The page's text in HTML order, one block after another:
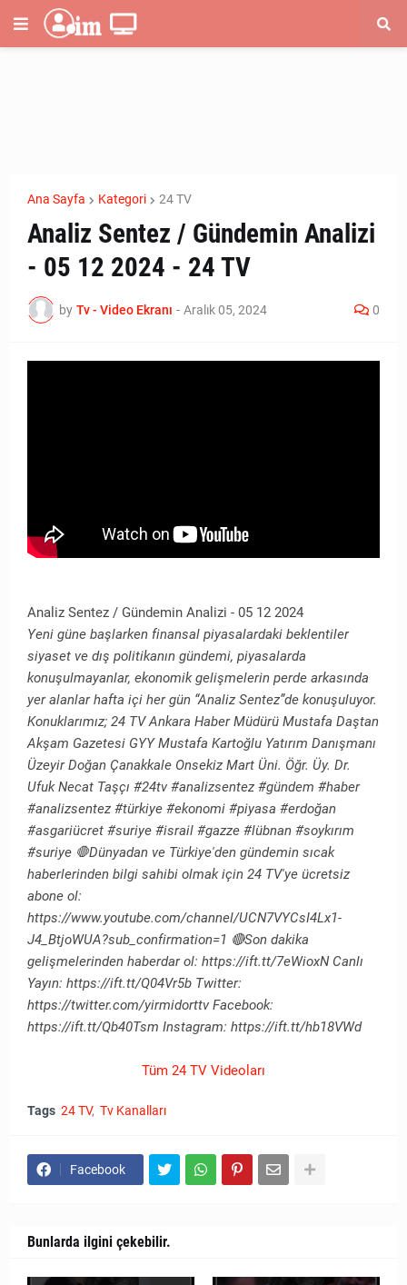
Ana Sayfa Kategori 24 TV
Analiz Sentez / Gündemin Analizi
- 05 12 2024 - 24 TV
by Tv - Video Ekranı - Aralık 05, 2024 0
Analiz Sentez / Gündemin Analizi - 05 12 2024
Yeni güne başlarken finansal piyasalardaki beklentiler
siyaset ve dış politikanın gündemi, piyasalarda
konuşulmayanlar, ekonomik gelişmelerin perde arkasında
yer alanlar hafta içi her gün “Analiz Sentez”de konuşuluyor.
Konuklarımız; 24 TV Ankara Haber Müdürü Mustafa Daştan
Akşam Gazetesi GYY Mustafa Kartoğlu Yatırım Danışmanı
Üzeyir Doğan Çanakkale Onsekiz Mart Üni. Öğr. Üy. Dr.
Ufuk Necat Taşçı #24tv #analizsentez #gündem #haber
#analizsentez #türkiye #ekonomi #piyasa #erdoğan
#asgariücret #suriye #israil #gazze #lübnan #soykırım
#suriye 🛑Dünyadan ve Türkiye'den gündemin sıcak
haberlerinden bilgi sahibi olmak için 24 TV'ye ücretsiz
abone ol:
https://www.youtube.com/channel/UCN7VYCsI4Lx1-
J4_BtjoWUA?sub_confirmation=1 🔴Son dakika
gelişmelerinden haberdar ol: https://ift.tt/7eWioxN Canlı
Yayın: https://ift.tt/Q04Vr5b Twitter:
https://twitter.com/yirmidorttv Facebook:
https://ift.tt/Qb40Tsm Instagram: https://ift.tt/hb18VWd
Tüm 24 TV Videoları
Tags 24 TV Tv Kanalları
Facebook
Bunlarda ilgini çekebilir.